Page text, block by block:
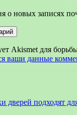
о новых записях
Akismet для
ваши данные
дверей подходят